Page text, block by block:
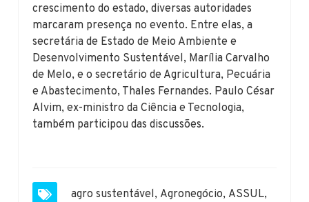
crescimento do estado, diversas autoridades
marcaram presença no evento. Entre elas, a
secretária de Estado de Meio Ambiente e
Desenvolvimento Sustentável, Marília Carvalho
de Melo, e o secretário de Agricultura, Pecuária
e Abastecimento, Thales Fernandes. Paulo César
Alvim, ex-ministro da Ciência e Tecnologia,
também participou das discussões.
agro sustentável, Agronegócio, ASSUL,